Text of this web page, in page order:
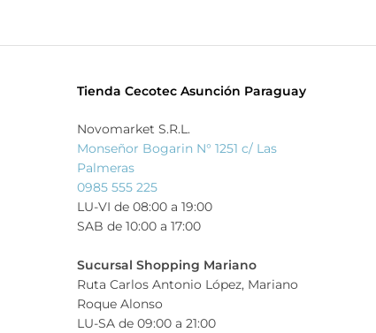
Tienda Cecotec Asunción Paraguay
Novomarket S.R.L.
Monseñor Bogarin N° 1251 c/ Las
Palmeras
0985 555 225
LU-VI de 08:00 a 19:00
SAB de 10:00 a 17:00
Sucursal Shopping Mariano
Ruta Carlos Antonio López, Mariano
Roque Alonso
LU-SA de 09:00 a 21:00